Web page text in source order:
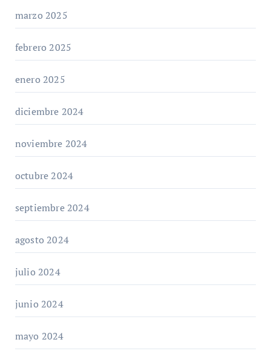
marzo 2025
febrero 2025
enero 2025
diciembre 2024
noviembre 2024
octubre 2024
septiembre 2024
agosto 2024
julio 2024
junio 2024
mayo 2024